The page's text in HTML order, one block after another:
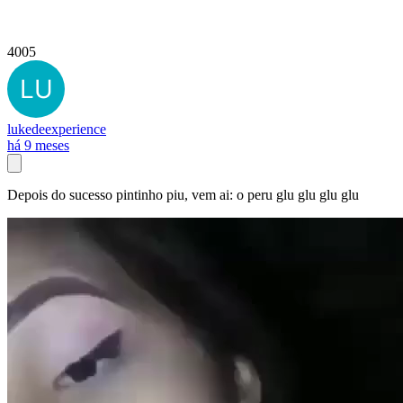
4005
lukedeexperience
há 9 meses
Depois do sucesso pintinho piu, vem ai: o peru glu glu glu glu